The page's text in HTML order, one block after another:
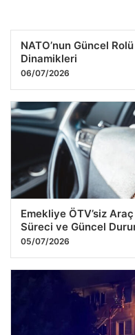
Gülistan Doku
Vali Eşi ve Bilişim Şirketi
25.07.2026 09:16
NATO’nun Güncel
Dinamikleri
06/07/2026
Emekliye ÖTV’siz
Süreci ve Güncel
05/07/2026